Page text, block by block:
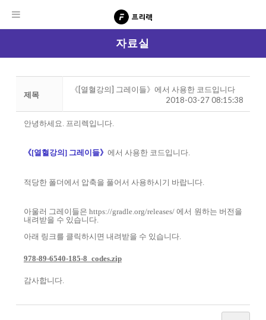
자료실
제목
《[열혈강의] 그레이들》에서 사용한 코드입니다
2018-03-27 08:15:38
안녕하세요. 프리렉입니다.
《[열혈강의 ] 그레이들》 에서 사용한 코드입니다.
적당한 폴더에서 압축을 풀어서 사용하시기 바랍니다.
아울러 그레이들은 https://gradle.org/releases/ 에서 원하는 버전을
내려받을 수 있습니다.
아래 링크를 클릭하시면 내려받을 수 있습니다.
978-89-6540-185-8_codes.zip
감사합니다.